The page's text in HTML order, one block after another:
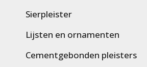
Sierpleister
Lijsten en ornamenten
Cementgebonden pleisters